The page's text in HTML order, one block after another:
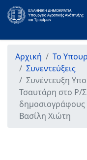
Αρχική Το
Συνεντεύξεις
Συνέντευξη
Τσαυτάρη στο Ρ/
Βασίλη Χιώτη